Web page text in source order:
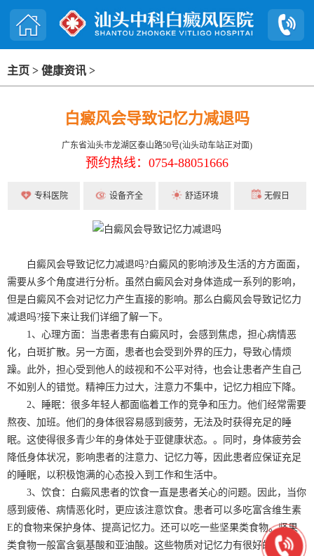
主页 > 健康资讯 >
白癜风会导致记忆力减退吗
广东省汕头市龙湖区泰山路50号(汕头动车站正对面)
预约热线：0754-88051666
专科医院 设备齐全 舒适环境 无假日
白癜风会导致记忆力减退吗?白癜风的影响涉及生活的方方面面，
需要从多个角度进行分析。虽然白癜风会对身体造成一系列的影响，
但是白癜风不会对记忆力产生直接的影响。那么白癜风会导致记忆力
减退吗?接下来让我们详细了解一下。
1、心理方面：当患者患有白癜风时，会感到焦虑，担心病情恶
化，白斑扩散。另一方面，患者也会受到外界的压力，导致心情烦
躁。此外，担心受到他人的歧视和不公平对待，也会让患者产生自己
不如别人的错觉。精神压力过大，注意力不集中，记忆力相应下降。
2、睡眠：很多年轻人都面临着工作的竞争和压力。他们经常需要
熬夜、加班。他们的身体很容易感到疲劳，无法及时获得充足的睡
眠。这使得很多青少年的身体处于亚健康状态。。同时，身体疲劳会
降低身体状况，影响患者的注意力、记忆力等，因此患者应保证充足
的睡眠，以积极饱满的心态投入到工作和生活中。
3、饮食：白癜风患者的饮食一直是患者关心的问题。因此，当你
感到疲倦、病情恶化时，更应该注意饮食。患者可以多吃富含维生素
E的食物来保护身体、提高记忆力。还可以吃一些坚果类食物。坚果
类食物一般富含氨基酸和亚油酸。这些物质对记忆力有很好的保护作